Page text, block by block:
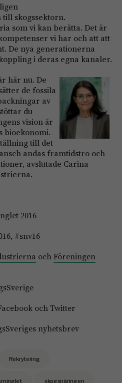
skogssektorn.
som vi kan berätta. Det är
vi har och att att
De nya generationerna
i deras egna kanaler.
här nu. De
de fossila
av
du
vision är
bioekonomi.
till det
andas framtidstro och
avslutade Carina
2016
#snv16
ochFöreningen
ochTwitter
nyhetsbrev
Rekrytering
skogsnäringen